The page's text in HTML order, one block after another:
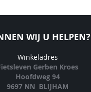
WIJ U HELPEN?
Winkeladres
Gerben Kroes
Hoofdweg 94
9697 NN BLIJHAM